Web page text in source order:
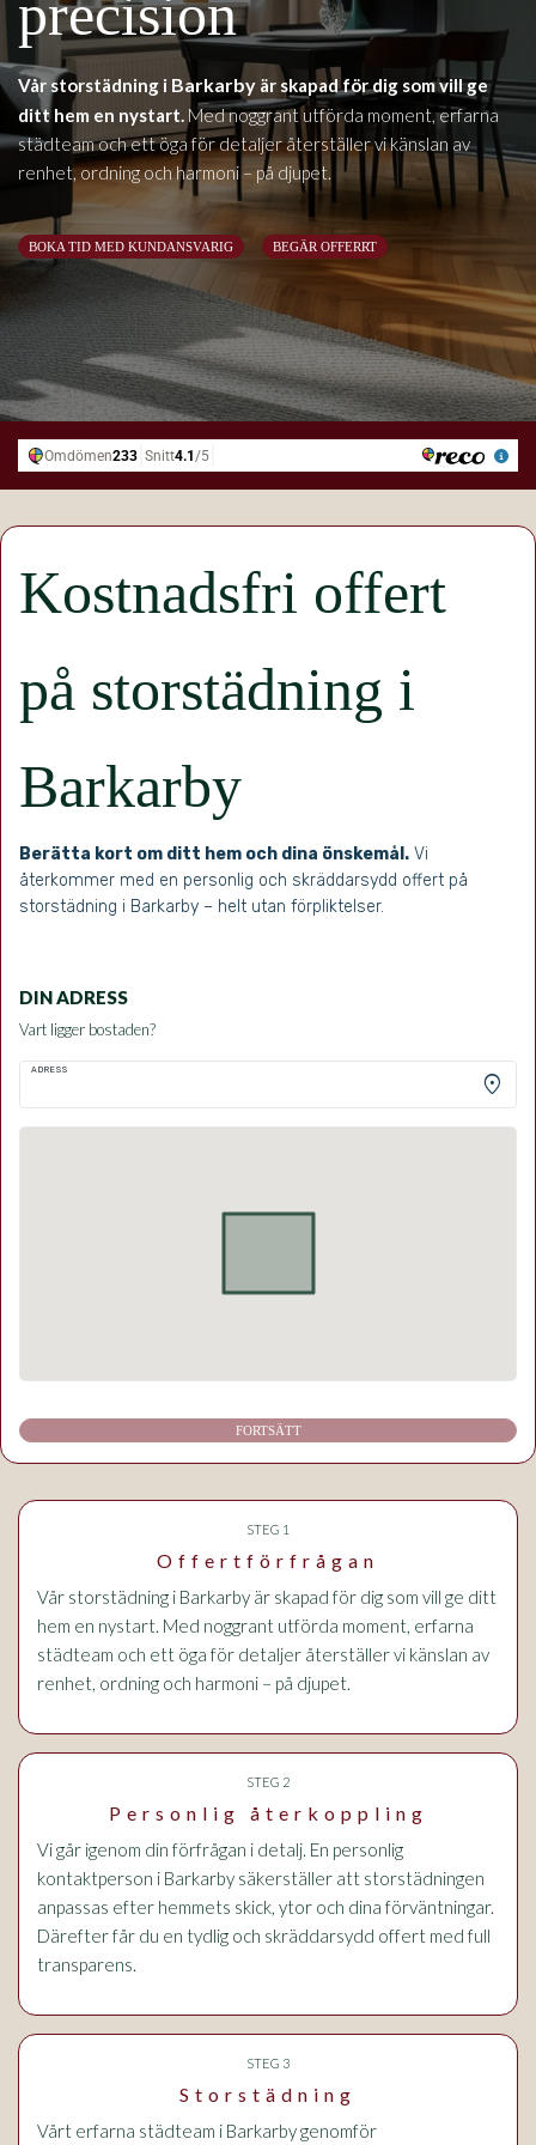
precision
Vår storstädning i Barkarby är skapad för dig som vill ge
ditt hem en nystart.Med noggrant utförda moment, erfarna
städteam och ett öga för detaljer återställer vi känslan av
renhet, ordning och harmoni – på djupet.
BOKA TID MED KUNDANSVARIG BEGÄR OFFERRT
Kostnadsfri offert
på storstädning i
Barkarby
Berätta kort om ditt hem och dina önskemål. Vi
återkommer med en personlig och skräddarsydd offert på
storstädning i Barkarby – helt utan förpliktelser.
DIN ADRESS
Vart ligger bostaden?
ADRESS
location_on
FORTSÄTT
STEG 1
Offertförfrågan
Vår storstädning i Barkarby är skapad för dig som vill ge ditt
hem en nystart. Med noggrant utförda moment, erfarna
städteam och ett öga för detaljer återställer vi känslan av
renhet, ordning och harmoni – på djupet.
STEG 2
Personlig återkoppling
Vi går igenom din förfrågan i detalj. En personlig
kontaktperson i Barkarby säkerställer att storstädningen
anpassas efter hemmets skick, ytor och dina förväntningar.
Därefter får du en tydlig och skräddarsydd offert med full
transparens.
STEG 3
Storstädning
Vårt erfarna städteam i Barkarby genomför